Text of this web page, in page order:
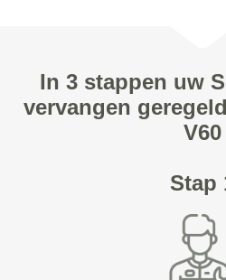
In 3 stappen uw
vervangen
V60
Stap